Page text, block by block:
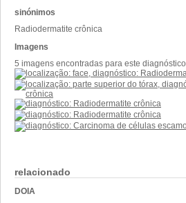
relacionado
DOIA
sinónimos
Radiodermatite crônica
Imagens
5 imagens encontradas para este diagnóstico